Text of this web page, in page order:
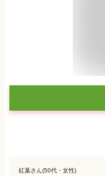
紅葉さん(50代・女性)